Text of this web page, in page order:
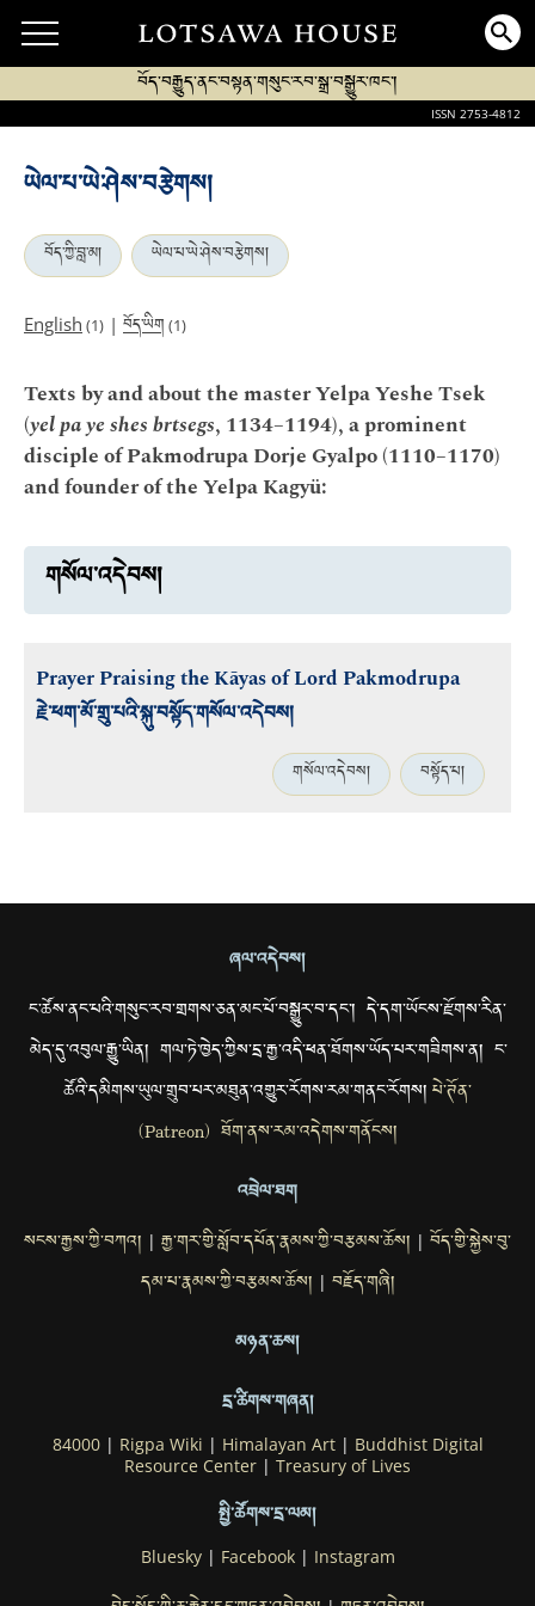
བོད་བརྒྱུད་ནང་བསྟན་གསུང་རབ་སྒྲ་བསྒྱུར་ཁང་།
ISSN 2753-4812
ཡེལ་པ་ཡེ་ཤེས་བརྩེགས།
བོད་ཀྱི་བླ་མ། ཡེལ་པ་ཡེ་ཤེས་བརྩེགས།
English (1) | བོད་ཡིག (1)
Texts by and about the master Yelpa Yeshe Tsek
(yel pa ye shes brtsegs, 1134–1194), a prominent
disciple of Pakmodrupa Dorje Gyalpo (1110–1170)
and founder of the Yelpa Kagyü:
གསོལ་འདེབས།
Prayer Praising the Kāyas of Lord Pakmodrupa
རྗེ་ཕག་མོ་གྲུ་པའི་སྐུ་བསྟོད་གསོལ་འདེབས།
གསོལ་འདེབས། བསྟོད་པ།
ཞལ་འདེབས།
ང་ཚོས་ནང་པའི་གསུང་རབ་གྲགས་ཅན་མང་པོ་བསྒྱུར་བ་དང་། དེ་དག་ཡོངས་རྫོགས་རིན་
མེད་དུ་འབུལ་རྒྱུ་ཡིན། གལ་ཏེ་ཁྱེད་ཀྱིས་དྲ་རྒྱ་འདི་ཕན་ཐོགས་ཡོད་པར་གཟིགས་ན། ང་
ཚོའི་དམིགས་ཡུལ་གྲུབ་པར་མཐུན་འགྱུར་རོགས་རམ་གནང་རོགས།པེ་ཊོན་
(Patreon) ཐོག་ནས་རམ་འདེགས་གནོངས།
འབྲེལ་ཐག
སངས་རྒྱས་ཀྱི་བཀའ། | རྒྱ་གར་གྱི་སློབ་དཔོན་རྣམས་ཀྱི་བརྩམས་ཆོས། | བོད་གྱི་སྐྱེས་བུ་
དམ་པ་རྣམས་ཀྱི་བརྩམས་ཆོས། | བརྗོད་གཞི།
མཉན་ཆས།
དྲ་ཚིགས་གཞན།
84000| Rigpa Wiki | Himalayan Art| Buddhist Digital
Resource Center | Treasury of Lives
སྤྱི་ཚོགས་དྲ་ལམ།
Bluesky| Facebook| Instagram